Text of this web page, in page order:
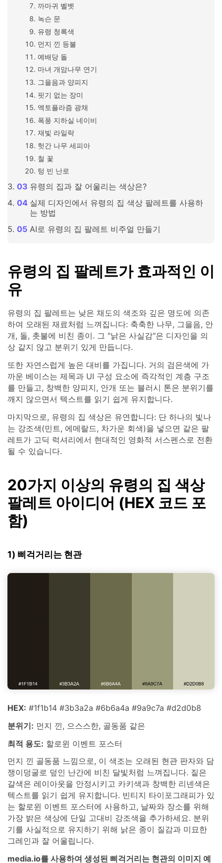
까마귀 벨벳
녹슨 문
유령 청록색
먼지 낀 등불
예배당 돌
마녀 개암나무 연기
그을음과 양피지
핏기 없는 장미
엑토플라즘 광채
폭풍 지하실 네이비
재빛 라일락
헛간 나무 세피아
철 꽃
텅 빈 난로
유령의 집과 잘 어울리는 색상은?
실제 디자인에서 유령의 집 색상 팔레트를 사용하
는 방법
AI로 유령의 집 팔레트 비주얼 만들기
유령의 집 팔레트가 효과적인 이
유
유령의 집 팔레트는 낮은 채도의 색조와 깊은 명도에 의존
하여 오래된 재료처럼 느껴집니다: 축축한 나무, 그을음, 안
개, 돌, 촛불에 비친 종이. 그 "낡은 사실감"은 디자인을 의
상 같지 않고 분위기 있게 만듭니다.
또한 자연스럽게 높은 대비를 가집니다. 거의 검은색에 가
까운 베이스는 제목과 UI 구성 요소에 즉각적인 계층 구조
를 만들고, 창백한 양피지, 안개 또는 블러시 톤은 분위기를
깨지 않으면서 텍스트를 읽기 쉽게 유지합니다.
마지막으로, 유령의 집 색상은 유연합니다: 단 하나의 빛나
는 강조색(민트, 에메랄드, 차가운 회색)을 넣으면 같은 팔
레트가 고딕 럭셔리에서 현대적인 영화적 서스펜스로 전환
될 수 있습니다.
20가지 이상의 유령의 집 색상
팔레트 아이디어 (HEX 코드 포
함)
1) 삐걱거리는 현관
HEX: #1f1b14 #3b3a2a #6b6a4a #9a9c7a #d2d0b8
분위기: 먼지 낀, 으스스한, 골동품 같은
최적 용도: 할로윈 이벤트 포스터
먼지 낀 골동품 느낌으로, 이 색조는 오래된 현관 판자와 담
쟁이덩굴로 덮인 난간에 비친 달빛처럼 느껴집니다. 짙은
갈색은 레이아웃을 안정시키고 카키색과 창백한 리넨색은
텍스트를 읽기 쉽게 유지합니다. 빈티지 타이포그래피가 있
는 할로윈 이벤트 포스터에 사용하고, 날짜와 장소를 위해
가장 밝은 색상에 단일 고대비 강조색을 추가하세요. 분위
기를 사실적으로 유지하기 위해 낡은 종이 질감과 미묘한
그레인과 잘 어울립니다.
media.io를 사용하여 생성된 삐걱거리는 현관의 이미지 예